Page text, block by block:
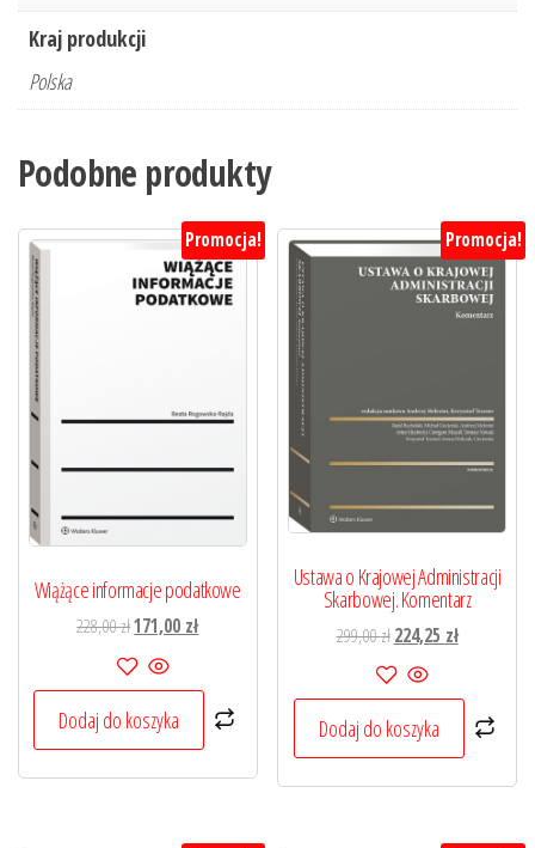
Kraj produkcji
Polska
Podobne produkty
Promocja!
Wiążące informacje podatkowe
228,00złPierwotna
cena
wynosiła:
228,00 zł.
171,00 złAktualna
171,00 zł.
Dodaj do koszyka
Promocja!
Ustawa o Krajowej Administracji
Skarbowej. Komentarz
299,00zł Pierwotna
cena
wynosiła:
299,00 zł.
224,25 złAktualna
224,25 zł.
Dodaj do koszyka